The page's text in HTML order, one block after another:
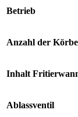
Betrieb
Anzahl der Körbe
Inhalt
Ablassventil